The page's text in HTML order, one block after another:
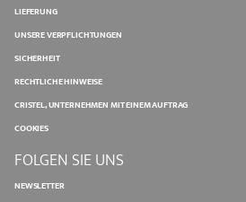
LIEFERUNG
UNSERE VERPFLICHTUNGEN
SICHERHEIT
RECHTLICHE HINWEISE
CRISTEL, UNTERNEHMEN MIT EINEM AUFTRAG
COOKIES
FOLGEN SIE UNS
NEWSLETTER